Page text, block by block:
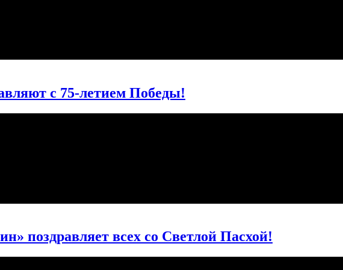
c 75-летием Победы!
поздравляет всех со Светлой Пасхой!